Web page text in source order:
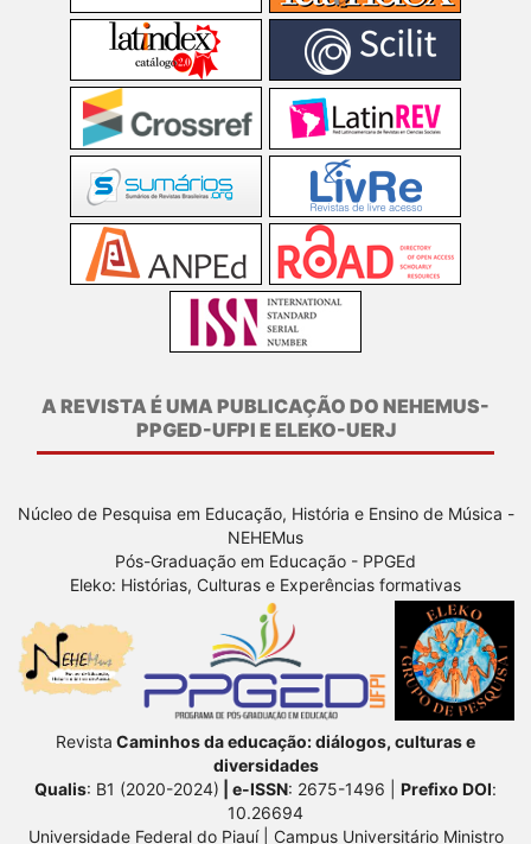
A REVISTA É UMA PUBLICAÇÃO DO NEHEMUS-
PPGED-UFPI E ELEKO-UERJ
Núcleo de Pesquisa em Educação, História e Ensino de Música -
NEHEMus
Pós-Graduação em Educação - PPGEd
Eleko: Histórias, Culturas e Experências formativas
Revista Caminhos da educação: diálogos, culturas e
diversidades
Qualis: B1 (2020-2024) | e-ISSN: 2675-1496 | Prefixo DOI:
10.26694
Universidade Federal do Piauí | Campus Universitário Ministro